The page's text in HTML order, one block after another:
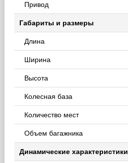
Привод
Габариты и размеры
Длина
Ширина
Высота
Колесная база
Количество мест
Объем багажника
Динамические характеристики